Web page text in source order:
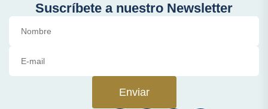
Suscríbete a nuestro Newsletter
Enviar